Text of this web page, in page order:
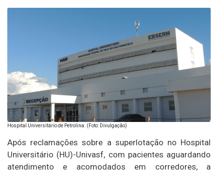
Hospital Universitário de Petrolina. (Foto: Divulgação)
Após reclamações sobre a superlotação no Hospital
Universitário (HU)-Univasf, com pacientes aguardando
atendimento e acomodados em corredores, a